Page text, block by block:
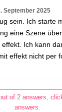
September 2025
sein. Ich starte
eine Szene
Ich kann
effekt nicht per
of 2 answers,
answers.